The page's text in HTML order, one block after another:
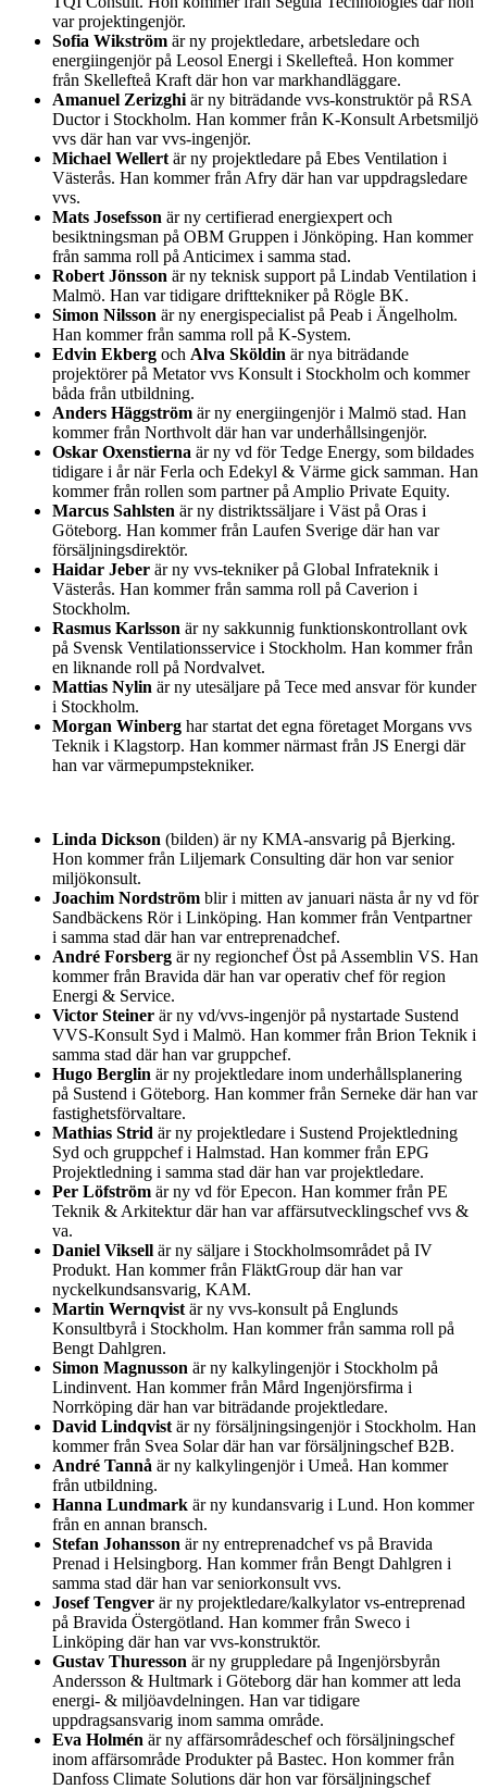
var projektingenjör.
Sofia Wikström är ny projektledare, arbetsledare och
energiingenjör på Leosol Energi i Skellefteå. Hon kommer
från Skellefteå Kraft där hon var markhandläggare.
Amanuel Zerizghiär ny biträdande vvs-konstruktör på RSA
Ductor i Stockholm. Han kommer från K-Konsult Arbetsmiljö
vvs där han var vvs-ingenjör.
Michael Wellertär ny projektledare på Ebes Ventilation i
Västerås. Han kommer från Afry där han var uppdragsledare
vvs.
Mats Josefsson är ny certifierad energiexpert och
besiktningsman på OBM Gruppen i Jönköping. Han kommer
från samma roll på Anticimex i samma stad.
Robert Jönsson är ny teknisk support på Lindab Ventilation i
Malmö. Han var tidigare drifttekniker på Rögle BK.
Simon Nilsson är ny energispecialist på Peab i Ängelholm.
Han kommer från samma roll på K-System.
Edvin Ekberg och Alva Sköldin är nya biträdande
projektörer på Metator vvs Konsult i Stockholm och kommer
båda från utbildning.
Anders Häggström är ny energiingenjör i Malmö stad. Han
kommer från Northvolt där han var underhållsingenjör.
Oskar Oxenstierna är ny vd för Tedge Energy, som bildades
tidigare i år när Ferla och Edekyl & Värme gick samman. Han
kommer från rollen som partner på Amplio Private Equity.
Marcus Sahlsten är ny distriktssäljare i Väst på Oras i
Göteborg. Han kommer från Laufen Sverige där han var
försäljningsdirektör.
Haidar Jeber är ny vvs-tekniker på Global Infrateknik i
Västerås. Han kommer från samma roll på Caverion i
Stockholm.
Rasmus Karlsson är ny sakkunnig funktionskontrollant ovk
på Svensk Ventilationsservice i Stockholm. Han kommer från
en liknande roll på Nordvalvet.
Mattias Nylin är ny utesäljare på Tece med ansvar för kunder
i Stockholm.
Morgan Winberg har startat det egna företaget Morgans vvs
Teknik i Klagstorp. Han kommer närmast från JS Energi där
han var värmepumpstekniker.
Linda Dickson (bilden) är ny KMA-ansvarig på Bjerking.
Hon kommer från Liljemark Consulting där hon var senior
miljökonsult.
Joachim Nordström blir i mitten av januari nästa år ny vd för
Sandbäckens Rör i Linköping. Han kommer från Ventpartner
i samma stad där han var entreprenadchef.
André Forsberg är ny regionchef Öst på Assemblin VS. Han
kommer från Bravida där han var operativ chef för region
Energi & Service.
Victor Steiner är ny vd/vvs-ingenjör på nystartade Sustend
VVS-Konsult Syd i Malmö. Han kommer från Brion Teknik i
samma stad där han var gruppchef.
Hugo Berglin är ny projektledare inom underhållsplanering
på Sustend i Göteborg. Han kommer från Serneke där han var
fastighetsförvaltare.
Mathias Strid är ny projektledare i Sustend Projektledning
Syd och gruppchef i Halmstad. Han kommer från EPG
Projektledning i samma stad där han var projektledare.
Per Löfström är ny vd för Epecon. Han kommer från PE
Teknik & Arkitektur där han var affärsutvecklingschef vvs &
va.
Daniel Viksell är ny säljare i Stockholmsområdet på IV
Produkt. Han kommer från FläktGroup där han var
nyckelkundsansvarig, KAM.
Martin Wernqvistär ny vvs-konsult på Englunds
Konsultbyrå i Stockholm. Han kommer från samma roll på
Bengt Dahlgren.
Simon Magnusson är ny kalkylingenjör i Stockholm på
Lindinvent. Han kommer från Mård Ingenjörsfirma i
Norrköping där han var biträdande projektledare.
David Lindqvistär ny försäljningsingenjör i Stockholm. Han
kommer från Svea Solar där han var försäljningschef B2B.
André Tannå är ny kalkylingenjör i Umeå. Han kommer
från utbildning.
Hanna Lundmark är ny kundansvarig i Lund. Hon kommer
från en annan bransch.
Stefan Johansson är ny entreprenadchef vs på Bravida
Prenad i Helsingborg. Han kommer från Bengt Dahlgren i
samma stad där han var seniorkonsult vvs.
Josef Tengver är ny projektledare/kalkylator vs-entreprenad
på Bravida Östergötland. Han kommer från Sweco i
Linköping där han var vvs-konstruktör.
Gustav Thuresson är ny gruppledare på Ingenjörsbyrån
Andersson & Hultmark i Göteborg där han kommer att leda
energi- & miljöavdelningen. Han var tidigare
uppdragsansvarig inom samma område.
Eva Holmén är ny affärsområdeschef och försäljningschef
inom affärsområde Produkter på Bastec. Hon kommer från
Danfoss Climate Solutions där hon var försäljningschef